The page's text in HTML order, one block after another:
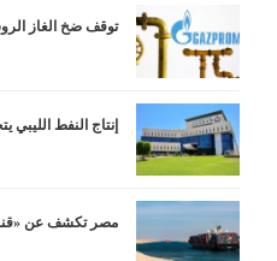
توقف ضخ الغاز
إنتاج النفط الليبي
مصر تكشف عن